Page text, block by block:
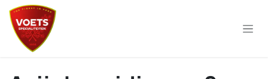
Overslaan naar inhoud